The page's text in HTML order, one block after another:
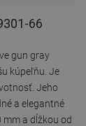
66
gun gray
kúpeľňu. Je
Jeho
a elegantné
mm a dĺžkou od